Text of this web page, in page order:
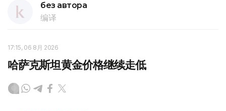
без автора
编译
17:15, 06 8月 2026
哈萨克斯坦黄金价格继续走低